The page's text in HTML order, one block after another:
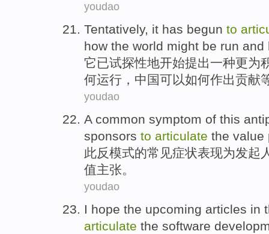
youdao
Tentatively, it has begun to
how the world might be run and
它已试探性地开始提出一种更为
何运行 ， 中国可以如何作出贡献
youdao
A common symptom of this
sponsors to articulate the value
此反模式的常见症状表现为发起
值主张。
youdao
I hope the upcoming articles in
articulate the software